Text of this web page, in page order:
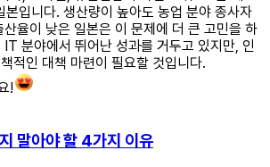
본입니다. 생산량이 높아도 농업 분야 종사자
율이 낮은 일본은 이 문제에 더 큰 고민을 하
분야에서 뛰어난 성과를 거두고 있지만, 인
적인 대책 마련이 필요할 것입니다.
!
말아야 할 4가지 이유